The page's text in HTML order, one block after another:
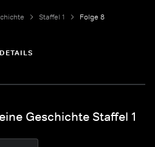
Staffel 1 Folge 8
DETAILS
Geschichte Staffel 1